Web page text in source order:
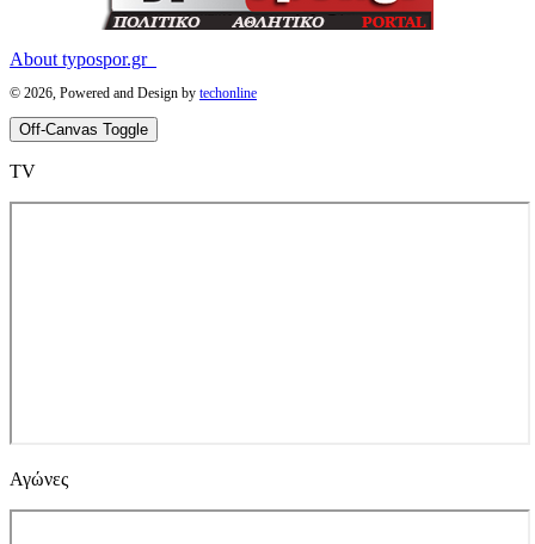
About typospor.gr
© 2026, Powered and Design by techonline
Off-Canvas Toggle
ΤV
Αγώνες